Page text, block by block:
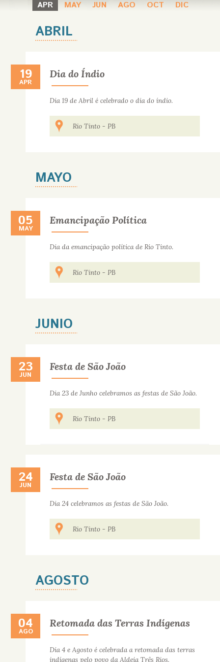
APR MAY JUN AGO OCT DIC
ABRIL
Dia do Índio
19 DE ABRIL
19
APR
Dia 19 de Abril é celebrado o dia do índio.
Rio Tinto -PB
MAYO
Emancipação Política
05 DE MAYO
05
MAY
Dia da emancipação política de Rio Tinto.
Rio Tinto -PB
JUNIO
Festa de São João
23 DE JUNIO
23
JUN
Dia 23 de Junho celebramos as festas de São João.
Rio Tinto -PB
Festa de São João
24 DE JUNIO
24
JUN
Dia 24 celebramos as festas de São João.
Rio Tinto -PB
AGOSTO
Retomada das Terras Indígenas
04 DE AGOSTO
04
AGO
Dia 4 e Agosto é celebrada a retomada das terras
indígenas pelo povo da Aldeia Três Rios.